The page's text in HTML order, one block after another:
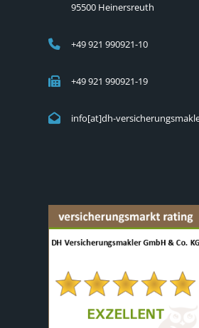
95500 Heinersreuth
+49 921 990921-10
+49 921 990921-19
info[at]dh-